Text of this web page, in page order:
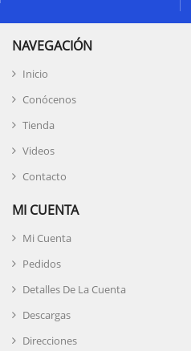
NAVEGACIÓN
Inicio
Conócenos
Tienda
Videos
Contacto
MI CUENTA
Mi Cuenta
Pedidos
Detalles De La Cuenta
Descargas
Direcciones